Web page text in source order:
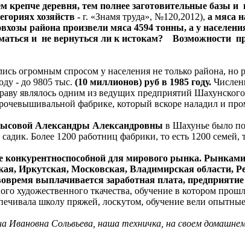
деревня, тем полнее заготовительные базы
хозяйств - г. «Знамя труда», №120,2012), а мяса
района произвели мяса 4594 тонны, а у
и не вернуться ли к истокам? Возможности
огромным спросом у населения не только района, но
- до 9805 тыс. (10 миллионов) руб в 1985 году.
являлось одним из ведущих предприятий
фабрике, который вскоре наладил и
Александры Александровны в Шахунье было
Более 1200 работниц фабрики, то есть 1200
для мирового рынка.
Иркутская, Московская, Владимирская области,
выплачивается заработная плата,
художественного ткачества, обучение в котором
школу пряжей, лоскутом, обучение вели
Сольвьева, наша техничка, на своем